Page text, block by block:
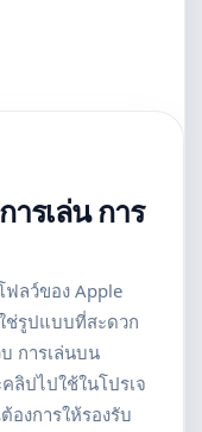
รเล่น การ
ฟลว์ของ Apple
ช่รูปแบบที่สะดวก
การเล่นบน
ลิปไปใช้ในโปรเจ
งการให้รองรับ